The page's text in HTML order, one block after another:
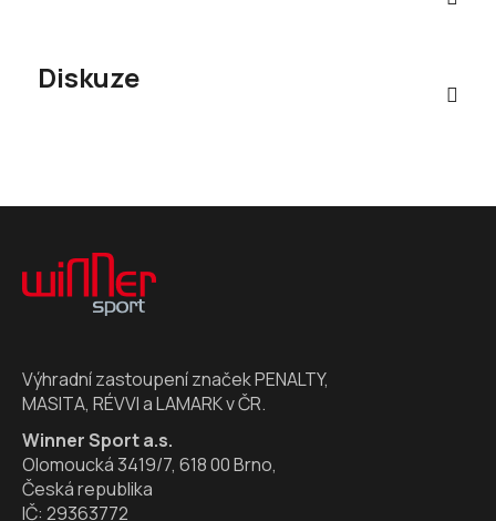
Diskuze
Z
Výhradní zastoupení značek PENALTY,
MASITA, RÉVVI a LAMARK v ČR.
Winner Sport a.s.
Olomoucká 3419/7, 618 00 Brno,
Česká republika
IČ: 29363772